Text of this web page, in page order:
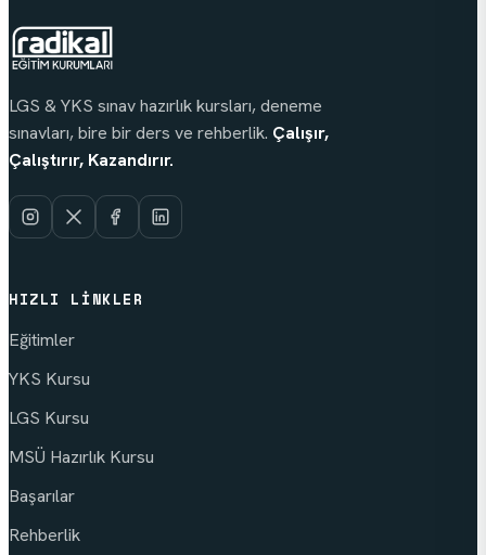
LGS & YKS sınav hazırlık kursları, deneme
sınavları, bire bir ders ve rehberlik. Çalışır,
Çalıştırır, Kazandırır.
HIZLI LINKLER
Eğitimler
YKS Kursu
LGS Kursu
MSÜ Hazırlık Kursu
Başarılar
Rehberlik